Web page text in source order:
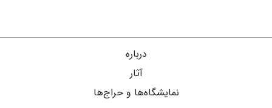
درباره
آثار
نمایشگاه‌ها و حراج‌ها